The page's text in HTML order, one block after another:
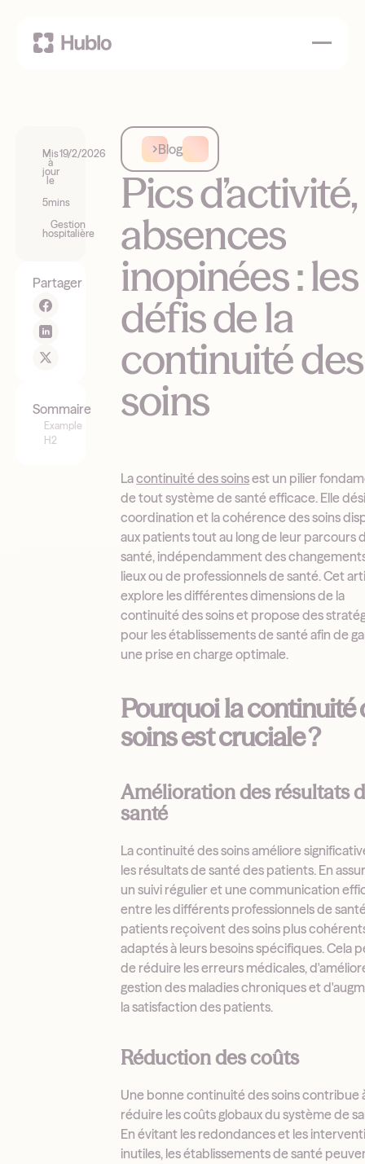
Mis
à
jour
le
19/2/2026
5mins
Gestion
hospitalière
Partager
Sommaire
Example
H2
Blog
Pics d’activité,
absences
inopinées : les
défis de la
continuité des
soins
Lacontinuité des soinsest un pilier
de tout système de santé efficace. Elle
coordination et la cohérence des soins
aux patients tout au long de leur parcours
santé, indépendamment des
lieux ou de professionnels de santé. Cet
explore les différentes dimensions de la
continuité des soins et propose des
pour les établissements de santé afin de
une prise en charge optimale.
Pourquoi la continuité
soins est cruciale ?
Amélioration des résultats
santé
La continuité des soins améliore
les résultats de santé des patients. En
un suivi régulier et une communication
entre les différents professionnels de
patients reçoivent des soins plus
adaptés à leurs besoins spécifiques. Cela
de réduire les erreurs médicales,
gestion des maladies chroniques et
la satisfaction des patients.
Réduction des coûts
Une bonne continuité des soins contribue
réduire les coûts globaux du système de
En évitant les redondances et les
inutiles, les établissements de santé